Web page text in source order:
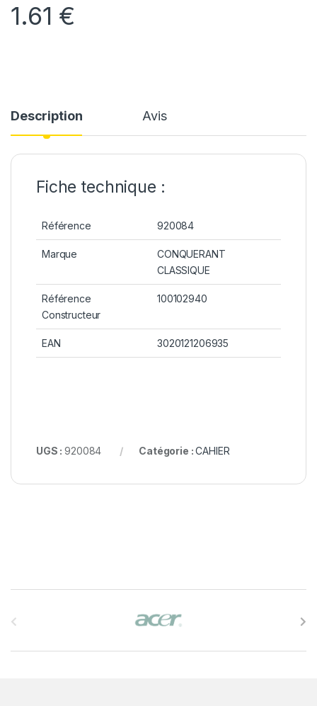
1.61 €
Description Avis
Fiche technique :
Référence 920084
Marque
CONQUERANT
CLASSIQUE
Référence
Constructeur
100102940
EAN 3020121206935
UGS :920084 Catégorie :CAHIER